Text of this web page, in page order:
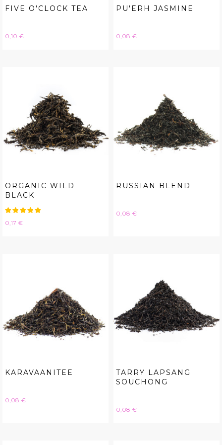
FIVE O'CLOCK TEA
Hinta
0,10 €
PU'ERH JASMINE
Hinta
0,08 €
ORGANIC WILD
BLACK
Hinta
0,17 €
RUSSIAN BLEND
Hinta
0,08 €
KARAVAANITEE
Hinta
0,08 €
TARRY LAPSANG
SOUCHONG
Hinta
0,08 €